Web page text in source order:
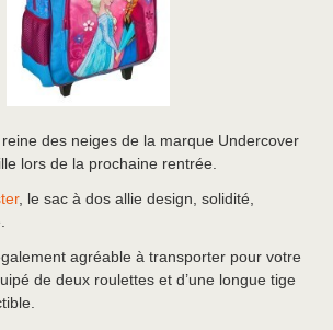
des neiges de la marque Undercover
lors de la prochaine rentrée.
, le sac à dos allie design, solidité,
agréable à transporter pour votre
de deux roulettes et d’une longue tige